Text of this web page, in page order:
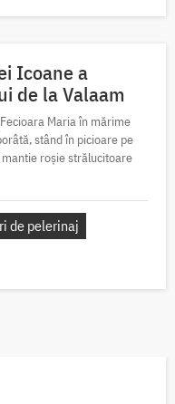
Icoane a
de la Valaam
Maria în mărime
stând în picioare pe
roșie strălucitoare
de pelerinaj